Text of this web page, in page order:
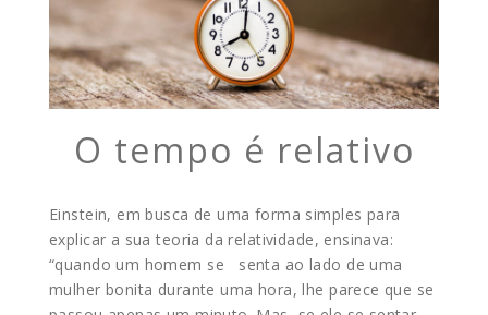
O tempo é relativo
Einstein, em busca de uma forma simples para
explicar a sua teoria da relatividade, ensinava:
“quando um homem se senta ao lado de uma
mulher bonita durante uma hora, lhe parece que se